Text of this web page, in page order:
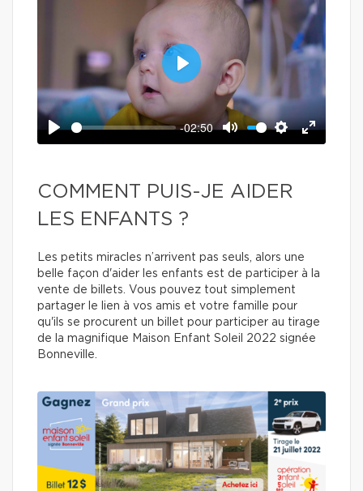
Play
-02:50
Mute Settings
Enter
Play
COMMENT PUIS-JE AIDER
LES ENFANTS ?
Les petits miracles n’arrivent pas seuls, alors une
belle façon d'aider les enfants est de participer à la
vente de billets. Vous pouvez tout simplement
partager le lien à vos amis et votre famille pour
qu'ils se procurent un billet pour participer au tirage
de la magnifique Maison Enfant Soleil 2022 signée
Bonneville.